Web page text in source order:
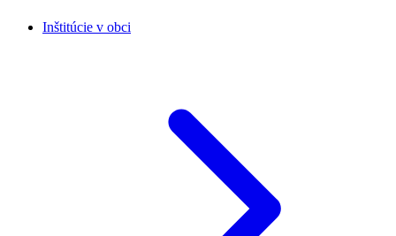
Inštitúcie v obci